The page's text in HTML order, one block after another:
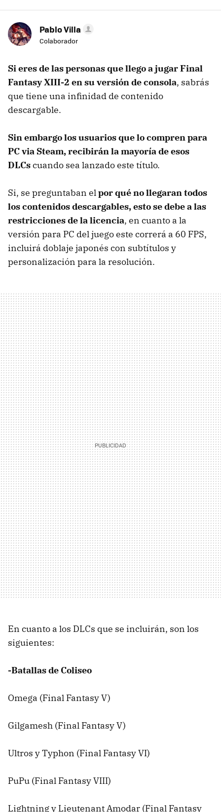
Pablo Villa
Colaborador
Si eres de las personas que llego a jugar Final
Fantasy XIII-2 en su versión de consola, sabrás
que tiene una infinidad de contenido
descargable.
Sin embargo los usuarios que lo compren para
PC via Steam, recibirán la mayoría de esos
DLCscuando sea lanzado este título.
Si, se preguntaban elpor qué no llegaran todos
los contenidos descargables, esto se debe a las
restricciones de la licencia, en cuanto a la
versión para PC del juego este correrá a 60 FPS,
incluirá doblaje japonés con subtítulos y
personalización para la resolución.
En cuanto a los DLCs que se incluirán, son los
siguientes:
-Batallas de Coliseo
Omega (Final Fantasy V)
Gilgamesh (Final Fantasy V)
Ultros y Typhon (Final Fantasy VI)
PuPu (Final Fantasy VIII)
Lightning y Lieutenant Amodar (Final Fantasy